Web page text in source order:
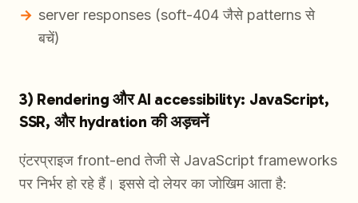
server responses (soft-404 जैसे patterns से
बचें)
3) Rendering और AI accessibility: JavaScript,
SSR, और hydration की अड़चनें
एंटरप्राइज front-end तेजी से JavaScript frameworks
पर निर्भर हो रहे हैं। इससे दो लेयर का जोखिम आता है: